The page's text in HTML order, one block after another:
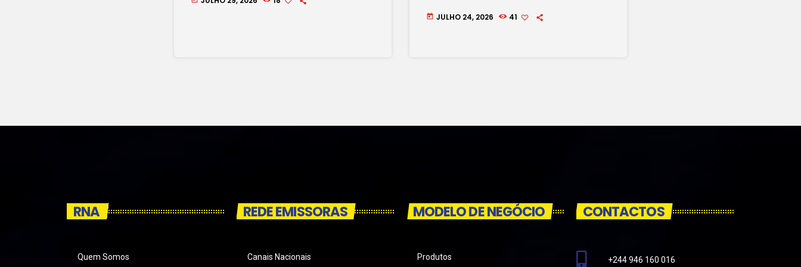
today JULHO 24, 2026 41
RNA
Quem Somos
REDE EMISSORAS
Canais Nacionais
MODELO DE NEGÓCIO
Produtos
CONTACTOS
+244 946 160 016